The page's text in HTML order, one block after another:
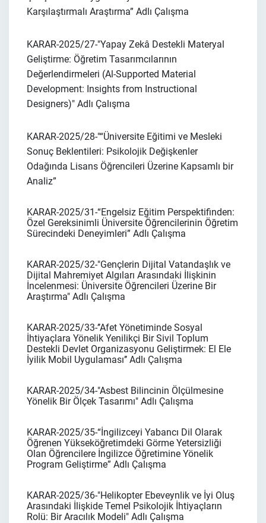
Karşılaştırmalı Araştırma” Adlı Çalışma
KARAR-2025/27-"Yapay Zekâ Destekli Materyal
Geliştirme: Öğretim Tasarımcılarının
Değerlendirmeleri (Al-Supported Material
Development: Insights from Instructional
Designers)" Adlı Çalışma
KARAR-2025/28-"“Üniversite Eğitimi ve Mesleki
Sonuç Beklentileri: Psikolojik Değişkenler
Odağında Lisans Öğrencileri Üzerine Kapsamlı bir
Analiz”
KARAR-2025/31-“Engelsiz Eğitim Perspektifinden:
Özel Gereksinimli Üniversite Öğrencilerinin Öğretim
Sürecindeki Deneyimleri” Adlı Çalışma
KARAR-2025/32-"Gençlerin Dijital Vatandaşlık ve
Dijital Mahremiyet Algıları Arasındaki İlişkinin
İncelenmesi: Üniversite Öğrencileri Üzerine Bir
Araştırma" Adlı Çalışma
KARAR-2025/33-’’Afet Yönetiminde Sosyal
İhtiyaçlara Yönelik Yenilikçi Bir Sivil Toplum
Destekli Devlet Organizasyonu Geliştirmek: El Ele
İyilik Mobil Uygulaması’’ Adlı Çalışma
KARAR-2025/34-"Asbest Bilincinin Ölçülmesine
Yönelik Bir Ölçek Tasarımı" Adlı Çalışma
KARAR-2025/35-“İngilizceyi Yabancı Dil Olarak
Öğrenen Yükseköğretimdeki Görme Yetersizliği
Olan Öğrencilere İngilizce Öğretimine Yönelik
Program Geliştirme” Adlı Çalışma
KARAR-2025/36-"Helikopter Ebeveynlik ve İyi Oluş
Arasındaki İlişkide Temel Psikolojik İhtiyaçların
Rolü: Bir Aracılık Modeli" Adlı Çalışma